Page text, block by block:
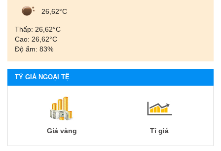
26,62°С
Thấp: 26,62°С
Cao: 26,62°С
Độ ẩm: 83%
TỶ GIÁ NGOẠI TỆ
Giá vàng Tỉ giá